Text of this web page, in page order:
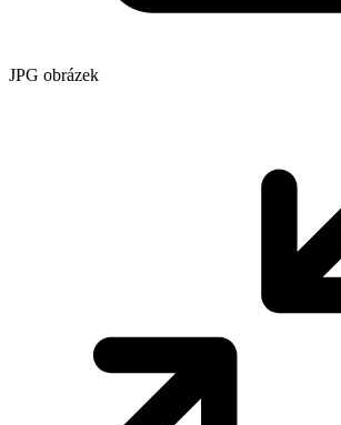
JPG obrázek